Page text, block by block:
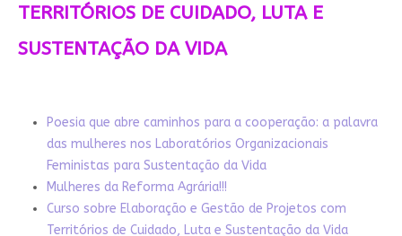
TERRITÓRIOS DE CUIDADO, LUTA E
SUSTENTAÇÃO DA VIDA
Poesia que abre caminhos para a cooperação: a palavra
das mulheres nos Laboratórios Organizacionais
Feministas para Sustentação da Vida
Mulheres da Reforma Agrária!!!
Curso sobre Elaboração e Gestão de Projetos com
Territórios de Cuidado, Luta e Sustentação da Vida